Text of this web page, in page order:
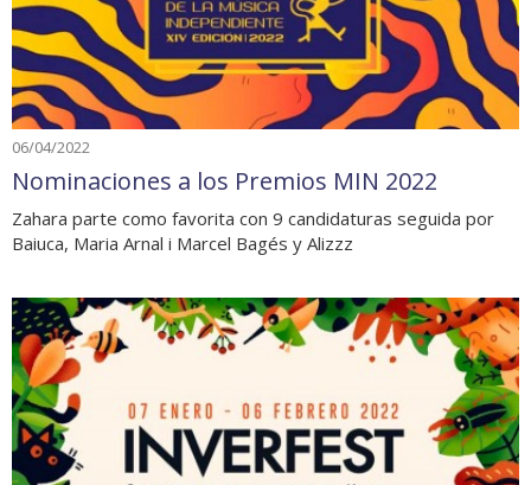
06/04/2022
Nominaciones a los Premios MIN 2022
Zahara parte como favorita con 9 candidaturas seguida por
Baiuca, Maria Arnal i Marcel Bagés y Alizzz